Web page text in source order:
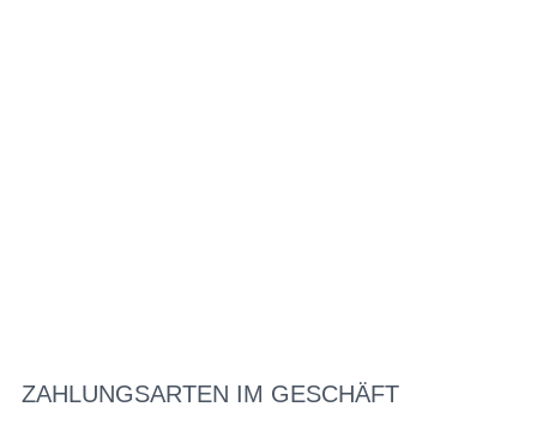
ZAHLUNGSARTEN IM GESCHÄFT